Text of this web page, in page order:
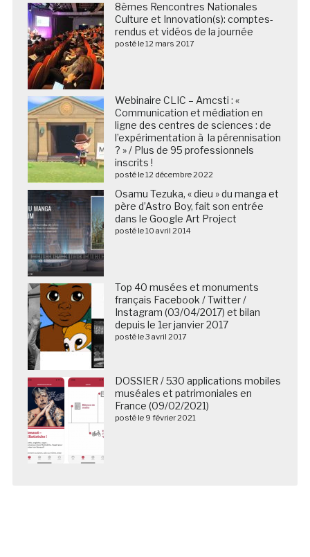
8èmes Rencontres Nationales
Culture et Innovation(s): comptes-
rendus et vidéos de la journée
posté le 12 mars 2017
Webinaire CLIC – Amcsti : «
Communication et médiation en
ligne des centres de sciences : de
l’expérimentation à la pérennisation
? » / Plus de 95 professionnels
inscrits !
posté le 12 décembre 2022
Osamu Tezuka, « dieu » du manga et
père d’Astro Boy, fait son entrée
dans le Google Art Project
posté le 10 avril 2014
Top 40 musées et monuments
français Facebook / Twitter /
Instagram (03/04/2017) et bilan
depuis le 1er janvier 2017
posté le 3 avril 2017
DOSSIER / 530 applications mobiles
muséales et patrimoniales en
France (09/02/2021)
posté le 9 février 2021